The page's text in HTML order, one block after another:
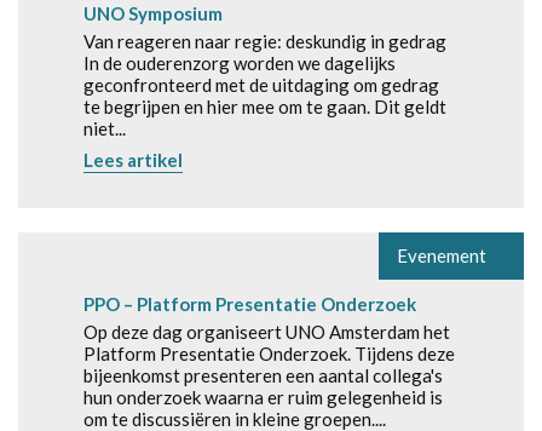
UNO Symposium
Van reageren naar regie: deskundig in gedrag
In de ouderenzorg worden we dagelijks
geconfronteerd met de uitdaging om gedrag
te begrijpen en hier mee om te gaan. Dit geldt
niet...
Lees artikel
Evenement
PPO – Platform Presentatie Onderzoek
Op deze dag organiseert UNO Amsterdam het
Platform Presentatie Onderzoek. Tijdens deze
bijeenkomst presenteren een aantal collega's
hun onderzoek waarna er ruim gelegenheid is
om te discussiëren in kleine groepen....